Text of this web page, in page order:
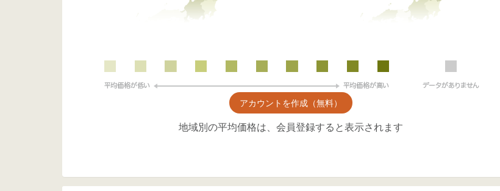
アカウントを作成（無料）
地域別の平均価格は、会員登録すると表示されます